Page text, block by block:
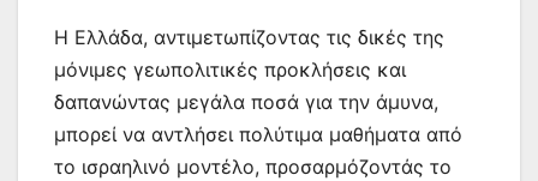
Η Ελλάδα, αντιμετωπίζοντας τις δικές της
μόνιμες γεωπολιτικές προκλήσεις και
δαπανώντας μεγάλα ποσά για την άμυνα,
μπορεί να αντλήσει πολύτιμα μαθήματα από
το ισραηλινό μοντέλο, προσαρμόζοντάς το